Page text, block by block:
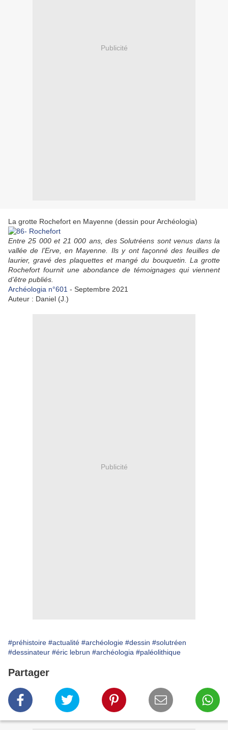
Publicité
La grotte Rochefort en Mayenne (dessin pour Archéologia)
Entre 25 000 et 21 000 ans, des Solutréens sont venus dans la
vallée de l’Erve, en Mayenne. Ils y ont façonné des feuilles de
laurier, gravé des plaquettes et mangé du bouquetin. La grotte
Rochefort fournit une abondance de témoignages qui viennent
d’être publiés.
Archéologia n°601 - Septembre 2021
Auteur : Daniel (J.)
Publicité
#préhistoire #actualité #archéologie #dessin #solutréen
#dessinateur #éric lebrun #archéologia #paléolithique
Partager